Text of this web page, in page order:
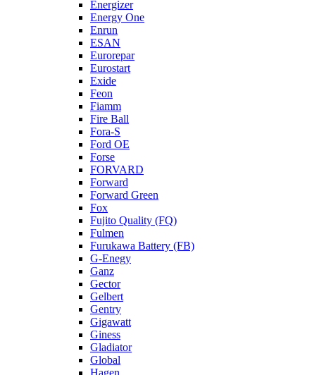
Energizer
Energy One
Enrun
ESAN
Eurorepar
Eurostart
Exide
Feon
Fiamm
Fire Ball
Fora-S
Ford OE
Forse
FORVARD
Forward
Forward Green
Fox
Fujito Quality (FQ)
Fulmen
Furukawa Battery (FB)
G-Enegy
Ganz
Gector
Gelbert
Gentry
Gigawatt
Giness
Gladiator
Global
Hagen